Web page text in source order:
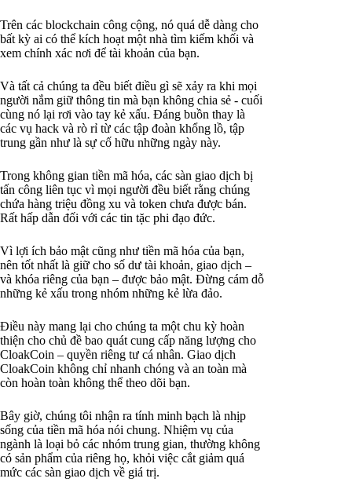
Trên các blockchain công cộng, nó quá dễ dàng cho
bất kỳ ai có thể kích hoạt một nhà tìm kiếm khối và
xem chính xác nơi để tài khoản của bạn.
Và tất cả chúng ta đều biết điều gì sẽ xảy ra khi mọi
người nắm giữ thông tin mà bạn không chia sẻ - cuối
cùng nó lại rơi vào tay kẻ xấu. Đáng buồn thay là
các vụ hack và rò rỉ từ các tập đoàn khổng lồ, tập
trung gần như là sự cố hữu những ngày này.
Trong không gian tiền mã hóa, các sàn giao dịch bị
tấn công liên tục vì mọi người đều biết rằng chúng
chứa hàng triệu đồng xu và token chưa được bán.
Rất hấp dẫn đối với các tin tặc phi đạo đức.
Vì lợi ích bảo mật cũng như tiền mã hóa của bạn,
nên tốt nhất là giữ cho số dư tài khoản, giao dịch –
và khóa riêng của bạn – được bảo mật. Đừng cám dỗ
những kẻ xấu trong nhóm những kẻ lừa đảo.
Điều này mang lại cho chúng ta một chu kỳ hoàn
thiện cho chủ đề bao quát cung cấp năng lượng cho
CloakCoin – quyền riêng tư cá nhân. Giao dịch
CloakCoin không chỉ nhanh chóng và an toàn mà
còn hoàn toàn không thể theo dõi bạn.
Bây giờ, chúng tôi nhận ra tính minh bạch là nhịp
sống của tiền mã hóa nói chung. Nhiệm vụ của
ngành là loại bỏ các nhóm trung gian, thường không
có sản phẩm của riêng họ, khỏi việc cắt giảm quá
mức các sàn giao dịch về giá trị.